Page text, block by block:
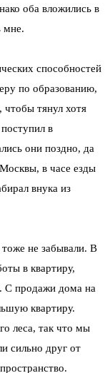
оба вложились в
мне.
способностей
по образованию,
чтобы тянул хотя
в
они поздно, да
в часе езды
внука из
не забывали. В
в квартиру,
С продажи дома на
квартиру.
леса, так что мы
сильно друг от